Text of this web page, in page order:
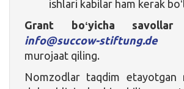
ishlari kabilar ham kerak
Grant boʻyicha savollar
info@succow-stiftung.de
murojaat qiling.
Nomzodlar taqdim etayotgan